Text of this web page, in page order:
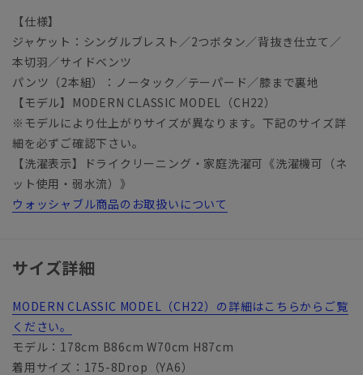
【仕様】
ジャケット：シングルブレスト／2つボタン／背抜き仕立て／
本切羽／サイドベンツ
パンツ（2本組）：ノータック／テーパード／膝まで裏地
【モデル】MODERN CLASSIC MODEL（CH22）
※モデルにより仕上がりサイズが異なります。下記のサイズ詳
細を必ずご確認下さい。
【洗濯表示】ドライクリーニング・家庭洗濯可《洗濯機可（ネ
ット使用・弱水流）》
ウォッシャブル商品のお取扱いについて
サイズ詳細
MODERN CLASSIC MODEL（CH22）の詳細はこちらからご覧
ください。
モデル：178cm B86cm W70cm H87cm
着用サイズ：175-8Drop（YA6）